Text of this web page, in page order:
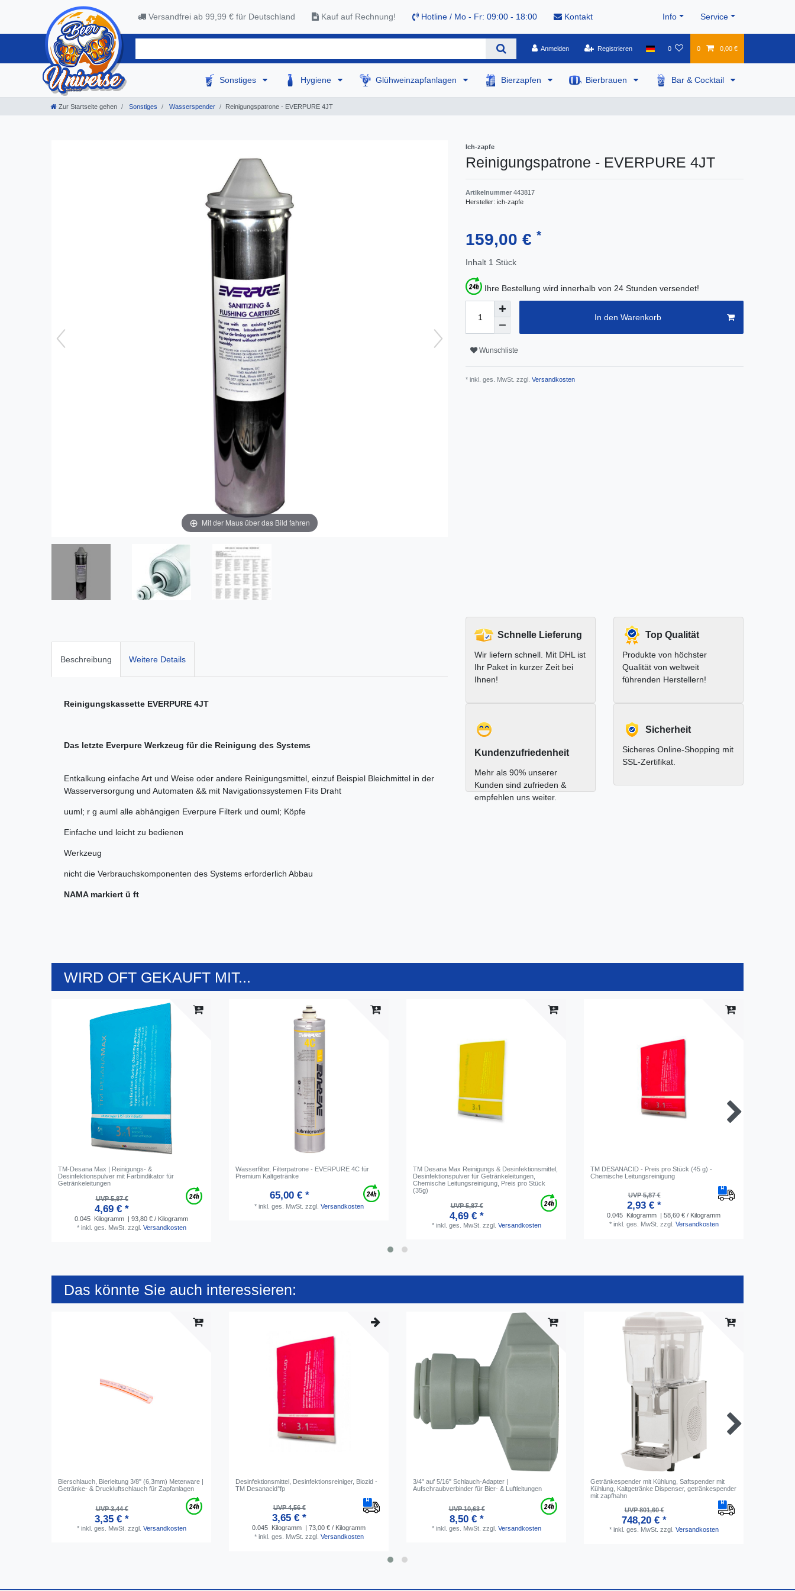
Versandfrei ab 99,99 € für Deutschland Kauf auf Rechnung! Hotline / Mo - Fr: 09:00 - 18:00 Kontakt Info Service
Anmelden Registrieren 0 0 0,00 €
Sonstiges Hygiene Glühweinzapfanlagen Bierzapfen Bierbrauen Bar & Cocktail
Zur Startseite gehen Sonstiges Wasserspender Reinigungspatrone - EVERPURE 4JT
Mit der Maus über das Bild fahren
Ich-zapfe
Reinigungspatrone - EVERPURE 4JT
Artikelnummer 443817
Hersteller: ich-zapfe
159,00 € *
Inhalt 1 Stück
Ihre Bestellung wird innerhalb von 24 Stunden versendet!
In den Warenkorb
Wunschliste
* inkl. ges. MwSt. zzgl. Versandkosten
Beschreibung Weitere Details
Reinigungskassette EVERPURE 4JT
Das letzte Everpure Werkzeug für die Reinigung des Systems
Entkalkung einfache Art und Weise oder andere Reinigungsmittel, einzuf Beispiel Bleichmittel in der
Wasserversorgung und Automaten && mit Navigationssystemen Fits Draht
uuml; r g auml alle abhängigen Everpure Filterk und ouml; Köpfe
Einfache und leicht zu bedienen
Werkzeug
nicht die Verbrauchskomponenten des Systems erforderlich Abbau
NAMA markiert ü ft
Schnelle Lieferung
Wir liefern schnell. Mit DHL ist
Ihr Paket in kurzer Zeit bei
Ihnen!
Top Qualität
Produkte von höchster
Qualität von weltweit
führenden Herstellern!
Kundenzufriedenheit
Mehr als 90% unserer
Kunden sind zufrieden &
empfehlen uns weiter.
Sicherheit
Sicheres Online-Shopping mit
SSL-Zertifikat.
WIRD OFT GEKAUFT MIT...
TM-Desana Max | Reinigungs- &
Desinfektionspulver mit Farbindikator für
Getränkeleitungen
UVP 5,87 €
4,69 € *
0.045 Kilogramm | 93,80 € / Kilogramm
* inkl. ges. MwSt. zzgl. Versandkosten
Wasserfilter, Filterpatrone - EVERPURE 4C für
Premium Kaltgetränke
65,00 € *
* inkl. ges. MwSt. zzgl. Versandkosten
TM Desana Max Reinigungs & Desinfektionsmittel,
Desinfektionspulver für Getränkeleitungen,
Chemische Leitungsreinigung, Preis pro Stück
(35g)
UVP 5,87 €
4,69 € *
* inkl. ges. MwSt. zzgl. Versandkosten
TM DESANACID - Preis pro Stück (45 g) -
Chemische Leitungsreinigung
UVP 5,87 €
2,93 € *
0.045 Kilogramm | 58,60 € / Kilogramm
* inkl. ges. MwSt. zzgl. Versandkosten
Das könnte Sie auch interessieren:
Bierschlauch, Bierleitung 3/8" (6,3mm) Meterware |
Getränke- & Druckluftschlauch für Zapfanlagen
UVP 3,44 €
3,35 € *
* inkl. ges. MwSt. zzgl. Versandkosten
Desinfektionsmittel, Desinfektionsreiniger, Biozid -
TM Desanacid°fp
UVP 4,56 €
3,65 € *
0.045 Kilogramm | 73,00 € / Kilogramm
* inkl. ges. MwSt. zzgl. Versandkosten
3/4" auf 5/16" Schlauch-Adapter |
Aufschraubverbinder für Bier- & Luftleitungen
UVP 10,63 €
8,50 € *
* inkl. ges. MwSt. zzgl. Versandkosten
Getränkespender mit Kühlung, Saftspender mit
Kühlung, Kaltgetränke Dispenser, getränkespender
mit zapfhahn
UVP 801,60 €
748,20 € *
* inkl. ges. MwSt. zzgl. Versandkosten